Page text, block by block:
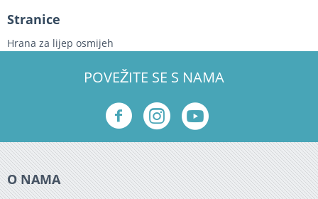
Stranice
Hrana za lijep osmijeh
POVEŽITE SE S NAMA
O NAMA